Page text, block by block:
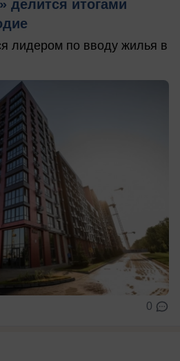
делится итогами
лидером по вводу жилья в
0